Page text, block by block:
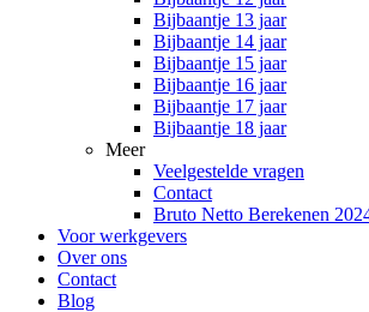
Bijbaantje 13 jaar
Bijbaantje 14 jaar
Bijbaantje 15 jaar
Bijbaantje 16 jaar
Bijbaantje 17 jaar
Bijbaantje 18 jaar
Meer
Veelgestelde vragen
Contact
Bruto Netto Berekenen
Voor werkgevers
Over ons
Contact
Blog